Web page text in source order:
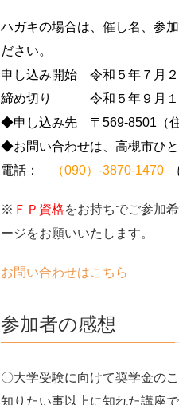
ハガキの場合は、催し名、参
ださい。
申し込み開始 令和５年７月
締め切り 令和５年９月１
◆申し込み先 〒569-8501（
◆お問い合わせは、高槻市ひ
電話：
（090）-3870-1470
※ ＦＰ資格をお持ちでご参加
ージをお願いいたします。
お問い合わせはこちら
参加者の感想
〇大学受験に向けて奨学金の
知りたい事以上に知れた講座